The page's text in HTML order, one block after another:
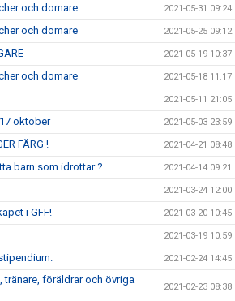
och domare 2021-05-31 09:24
och domare 2021-05-25 09:12
2021-05-19 10:37
och domare 2021-05-18 11:17
2021-05-11 21:05
oktober 2021-05-03 23:59
FÄRG ! 2021-04-21 08:48
barn som idrottar ? 2021-04-14 09:21
2021-03-24 12:00
i GFF! 2021-03-20 10:45
2021-03-19 10:59
2021-02-24 14:45
tränare, föräldrar och övriga
2021-02-23 08:38